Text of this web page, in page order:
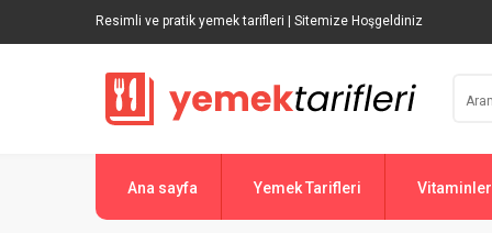
Resimli ve pratik yemek tarifleri | Sitemize Hoşgeldiniz
Ana sayfa Yemek Tarifleri Vitaminler